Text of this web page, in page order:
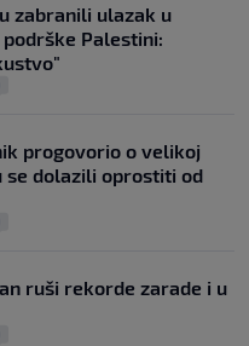
zabranili ulazak u
Palestini:
progovorio o velikoj
se dolazili oprostiti od
ruši rekorde zarade i u